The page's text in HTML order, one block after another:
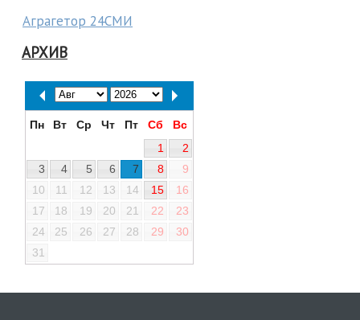
Аграгетор 24СМИ
АРХИВ
Пн Вт Ср Чт Пт Сб
Вс
1
2
3
4 5 6 7 8
9
10
11 12 13 14 15
16
17
18 19 20 21 22
23
24
25 26 27 28 29
30
31